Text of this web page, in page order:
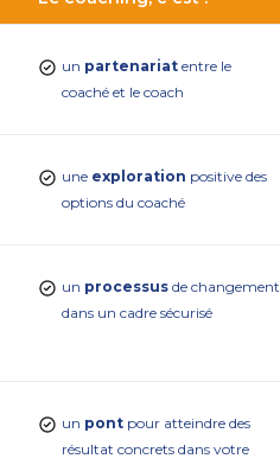
un partenariat entre le
coaché et le coach
une exploration positive des
options du coaché
un processus de changement
dans un cadre sécurisé
un pont pour atteindre des
résultat concrets dans votre